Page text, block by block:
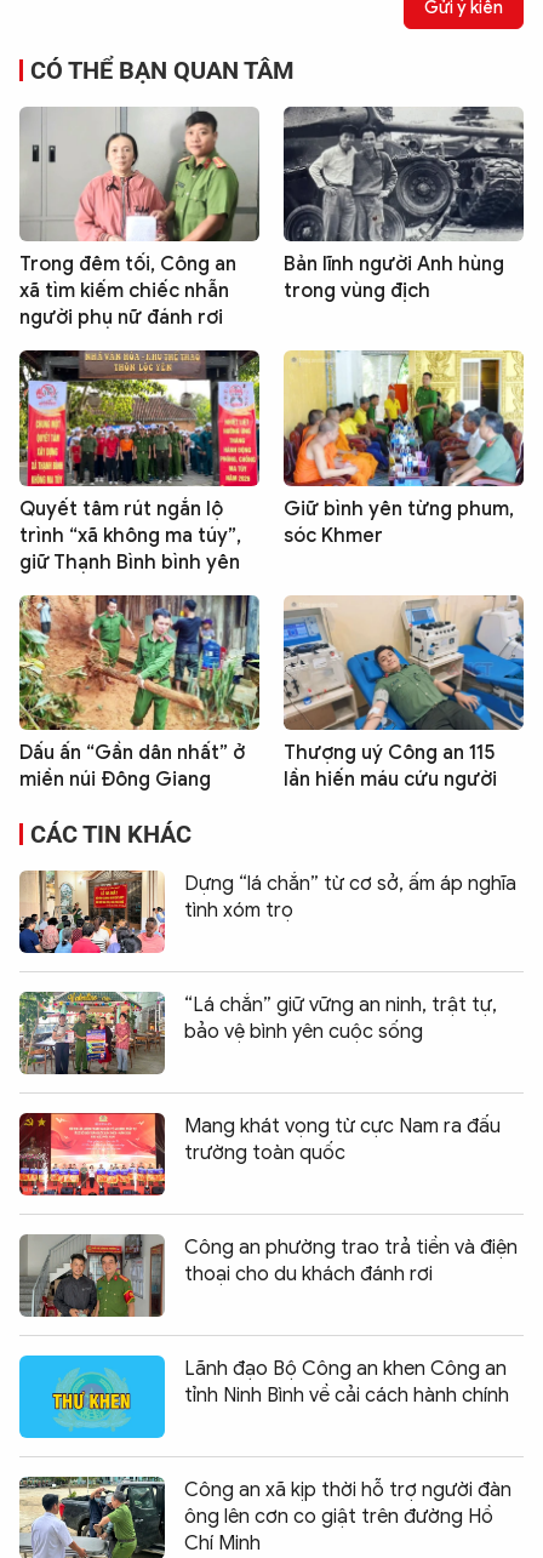
Gửi ý kiến
CÓ THỂ BẠN QUAN TÂM
Trong đêm tối, Công an
xã tìm kiếm chiếc nhẫn
người phụ nữ đánh rơi
Bản lĩnh người Anh hùng
trong vùng địch
Quyết tâm rút ngắn lộ
trình “xã không ma túy”,
giữ Thạnh Bình bình yên
Giữ bình yên từng phum,
sóc Khmer
Dấu ấn “Gần dân nhất” ở
miền núi Đông Giang
Thượng uý Công an 115
lần hiến máu cứu người
CÁC TIN KHÁC
Dựng “lá chắn” từ cơ sở, ấm áp nghĩa
tình xóm trọ
“Lá chắn” giữ vững an ninh, trật tự,
bảo vệ bình yên cuộc sống
Mang khát vọng từ cực Nam ra đấu
trường toàn quốc
Công an phường trao trả tiền và điện
thoại cho du khách đánh rơi
Lãnh đạo Bộ Công an khen Công an
tỉnh Ninh Bình về cải cách hành chính
Công an xã kịp thời hỗ trợ người đàn
ông lên cơn co giật trên đường Hồ
Chí Minh